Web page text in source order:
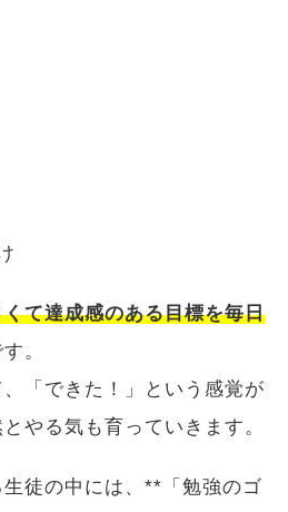
くて達成感のある目標を毎日
。
「できた！」という感覚が
やる気も育っていきます。
徒の中には、**「勉強のゴ